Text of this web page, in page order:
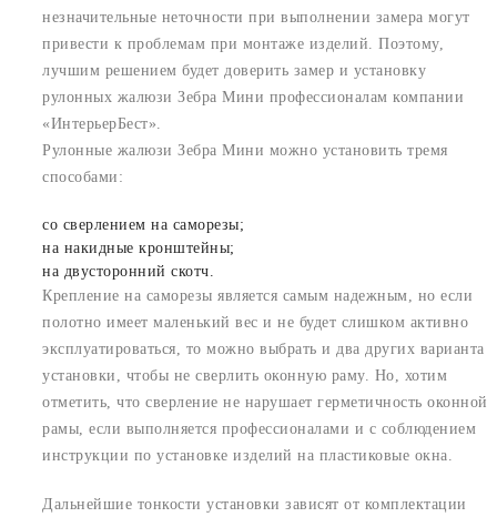
незначительные неточности при выполнении замера могут
привести к проблемам при монтаже изделий. Поэтому,
лучшим решением будет доверить замер и установку
рулонных жалюзи Зебра Мини профессионалам компании
«ИнтерьерБест».
Рулонные жалюзи Зебра Мини можно установить тремя
способами:
со сверлением на саморезы;
на накидные кронштейны;
на двусторонний скотч.
Крепление на саморезы является самым надежным, но если
полотно имеет маленький вес и не будет слишком активно
эксплуатироваться, то можно выбрать и два других варианта
установки, чтобы не сверлить оконную раму. Но, хотим
отметить, что сверление не нарушает герметичность оконной
рамы, если выполняется профессионалами и с соблюдением
инструкции по установке изделий на пластиковые окна.
Дальнейшие тонкости установки зависят от комплектации